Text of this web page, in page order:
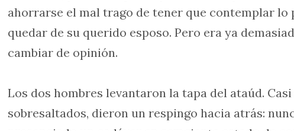
ahorrarse el mal trago de tener que contemplar lo
quedar de su querido esposo. Pero era ya
cambiar de opinión.
Los dos hombres levantaron la tapa del ataúd. Casi
sobresaltados, dieron un respingo hacia atrás: